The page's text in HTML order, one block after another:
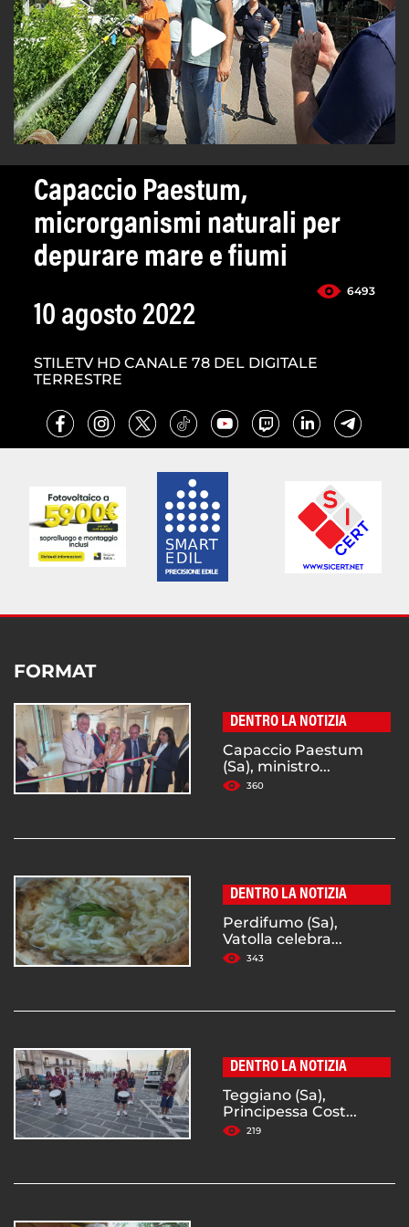
Capaccio Paestum,
microrganismi naturali per
depurare mare e fiumi
6493
10 agosto 2022
STILETV HD CANALE 78 DEL DIGITALE
TERRESTRE
FORMAT
DENTRO LA NOTIZIA
Capaccio Paestum
(Sa), ministro...
360
DENTRO LA NOTIZIA
Perdifumo (Sa),
Vatolla celebra...
343
DENTRO LA NOTIZIA
Teggiano (Sa),
Principessa Cost...
219